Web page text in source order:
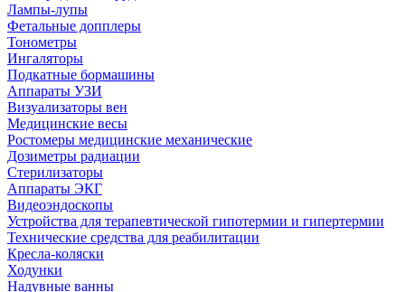
Лампы-лупы
Фетальные допплеры
Тонометры
Ингаляторы
Подкатные бормашины
Аппараты УЗИ
Визуализаторы вен
Медицинские весы
Ростомеры медицинские механические
Дозиметры радиации
Стерилизаторы
Аппараты ЭКГ
Видеоэндоскопы
Устройства для терапевтической гипотермии и гипертермии
Технические средства для реабилитации
Кресла-коляски
Ходунки
Надувные ванны